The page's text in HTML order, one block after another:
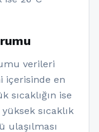
verileri
içerisinde en
sıcaklığın ise
sıcaklık
ulaşılması